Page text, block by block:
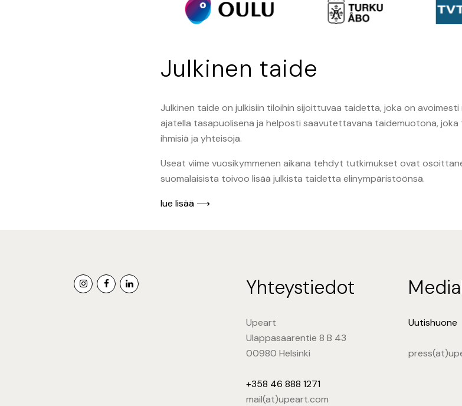
Julkinen taide
Julkinen taide on julkisiin tiloihin sijoittuvaa taidetta, joka on
ajatella tasapuolisena ja helposti saavutettavana taidemuotona,
ihmisiä ja yhteisöjä.
Useat viime vuosikymmenen aikana tehdyt tutkimukset ovat
suomalaisista toivoo lisää julkista taidetta elinympäristöönsä.
lue lisää ⟶
Yhteystiedot
Upeart
Ulappasaarentie 8 B 43
00980 Helsinki
+358 46 888 1271
mail(at)upeart.com
Uutishuone